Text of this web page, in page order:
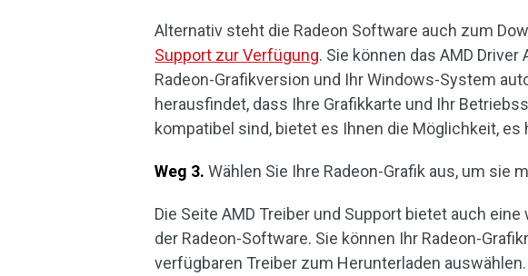
Alternativ steht die Radeon Software auch zum
Support zur Verfügung. Sie können das AMD
Radeon-Grafikversion und Ihr Windows-System
herausfindet, dass Ihre Grafikkarte und Ihr
kompatibel sind, bietet es Ihnen die Möglichkeit, es
Weg 3. Wählen Sie Ihre Radeon-Grafik aus, um sie
Die Seite AMD Treiber und Support bietet auch
der Radeon-Software. Sie können Ihr Radeon-
verfügbaren Treiber zum Herunterladen auswählen.